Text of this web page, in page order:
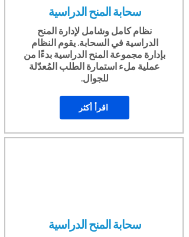
سحابة المنح الدراسية
نظام كامل وشامل لإدارة المنح
الدراسية في السحابة. يقوم النظام
بإدارة مجموعة المنح الدراسية بدءًا من
عملية ملء استمارة الطلب المُعدّلة
للجوال.
اقرأ أكثر
سحابة المنح الدراسية